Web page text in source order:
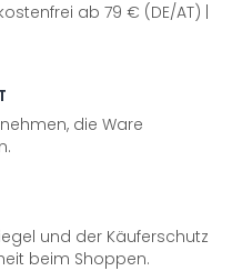
ab 79 € (DE/AT) |
die Ware
und der Käuferschutz
beim Shoppen.